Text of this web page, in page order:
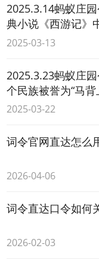
2025.3.14蚂蚁庄
典小说《西游记》
原本是？
2025-03-13
2025.3.23蚂蚁庄
个民族被誉为“马背
2025-03-22
词令官网直达怎么
2026-04-06
词令直达口令如何
2026-02-03